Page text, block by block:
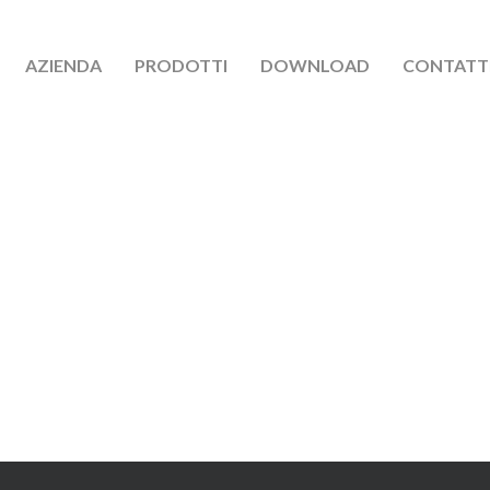
AZIENDA PRODOTTI DOWNLOAD